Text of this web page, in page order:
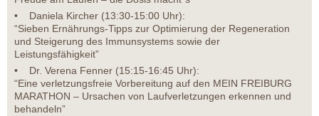
• Daniela Kircher (13:30-15:00 Uhr):
“Sieben Ernährungs-Tipps zur Optimierung der Regeneration
und Steigerung des Immunsystems sowie der
Leistungsfähigkeit”
• Dr. Verena Fenner (15:15-16:45 Uhr):
“Eine verletzungsfreie Vorbereitung auf den MEIN FREIBURG
MARATHON – Ursachen von Laufverletzungen erkennen und
behandeln”